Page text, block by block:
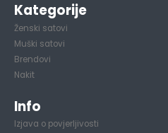
Kategorije
Ženski satovi
Muški satovi
Brendovi
Nakit
Info
Izjava o povjerljivosti